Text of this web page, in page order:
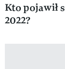
Kto pojawił
2022?